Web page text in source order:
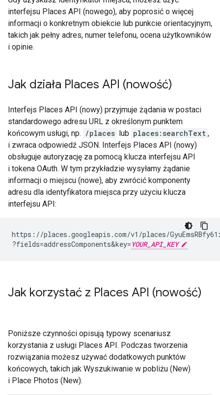
interfejsu Places API (nowego), aby poprosić o więcej
informacji o konkretnym obiekcie lub punkcie orientacyjnym,
takich jak pełny adres, numer telefonu, ocena użytkowników
i opinie.
Jak działa Places API (nowość)
Interfejs Places API (nowy) przyjmuje żądania w postaci
standardowego adresu URL z określonym punktem
końcowym usługi, np. /places lub places:searchText ,
i zwraca odpowiedź JSON. Interfejs Places API (nowy)
obsługuje autoryzację za pomocą klucza interfejsu API
i tokena OAuth. W tym przykładzie wysyłamy żądanie
informacji o miejscu (nowe), aby zwrócić komponenty
adresu dla identyfikatora miejsca przy użyciu klucza
interfejsu API:
https://places.googleapis.com/v1/places/
?fields=addressComponents&key= YOUR_API_KEY
Jak korzystać z Places API (nowość)
Poniższe czynności opisują typowy scenariusz
korzystania z usługi Places API. Podczas tworzenia
rozwiązania możesz używać dodatkowych punktów
końcowych, takich jak Wyszukiwanie w pobliżu (New)
i Place Photos (New).